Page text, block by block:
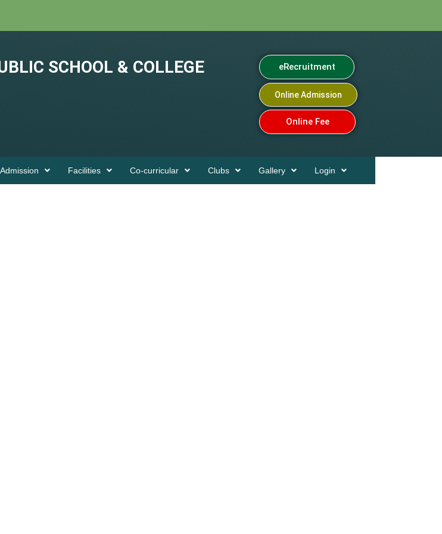
SCHOOL & COLLEGE eRecruitment
Online Admission
Online Fee
Admission Facilities Co-curricular Clubs Gallery Login